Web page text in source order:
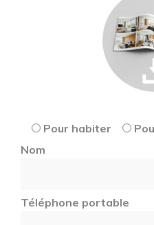
Pour habiter
Nom
Téléphone portable